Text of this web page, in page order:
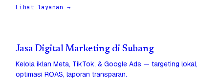
Lihat layanan →
Jasa Digital Marketing di Subang
Kelola iklan Meta, TikTok, & Google Ads — targeting lokal,
optimasi ROAS, laporan transparan.